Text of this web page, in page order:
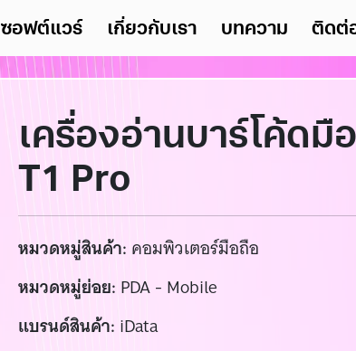
ซอฟต์แวร์ เกี่ยวกับเรา บทความ ติดต่
เครื่องอ่านบาร์โค้ดมื
T1 Pro
หมวดหมู่สินค้า: คอมพิวเตอร์มือถือ
หมวดหมู่ย่อย: PDA - Mobile
แบรนด์สินค้า: iData